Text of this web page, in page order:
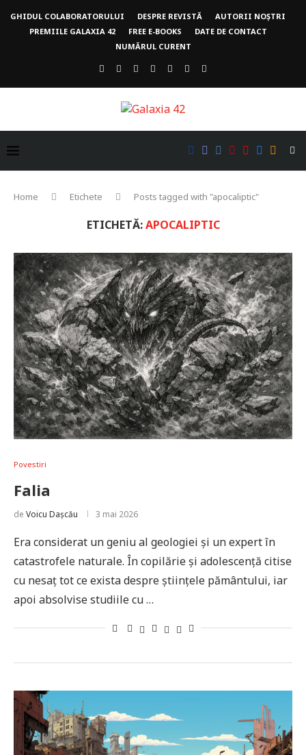
GHIDUL COLABORATORULUI DESPRE REVISTĂ
AUTORII NOȘTRI
PREMIILE GALAXIA 42
FREE E-BOOKS
DATE DE CONTACT
NUMĂRUL CURENT
Home Etichete Posts tagged with "apocaliptic"
ETICHETĂ:APOCALIPTIC
Povestiri
Falia
de Voicu Dașcău 3 mai 2026
Era considerat un geniu al geologiei și un expert în
catastrofele naturale. În copilărie și adolescență citise
cu nesaț tot ce exista despre științele pământului, iar
apoi absolvise studiile cu …